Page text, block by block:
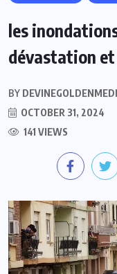
les
dévastation
BY
OCTOBER 31, 2024
141 VIEWS